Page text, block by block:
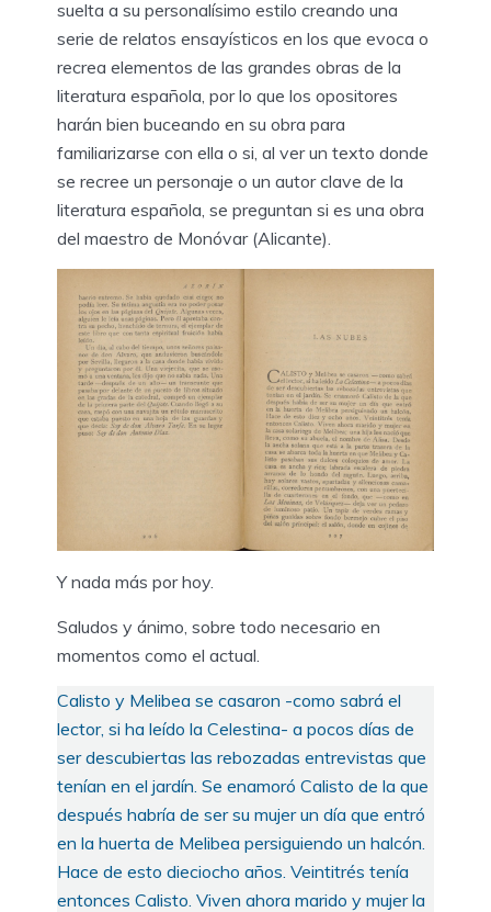
suelta a su personalísimo estilo creando una
serie de relatos ensayísticos en los que evoca o
recrea elementos de las grandes obras de la
literatura española, por lo que los opositores
harán bien buceando en su obra para
familiarizarse con ella o si, al ver un texto donde
se recree un personaje o un autor clave de la
literatura española, se preguntan si es una obra
del maestro de Monóvar (Alicante).
Y nada más por hoy.
Saludos y ánimo, sobre todo necesario en
momentos como el actual.
Calisto y Melibea se casaron -como sabrá el
lector, si ha leído la Celestina- a pocos días de
ser descubiertas las rebozadas entrevistas que
tenían en el jardín. Se enamoró Calisto de la que
después habría de ser su mujer un día que entró
en la huerta de Melibea persiguiendo un halcón.
Hace de esto dieciocho años. Veintitrés tenía
entonces Calisto. Viven ahora marido y mujer la